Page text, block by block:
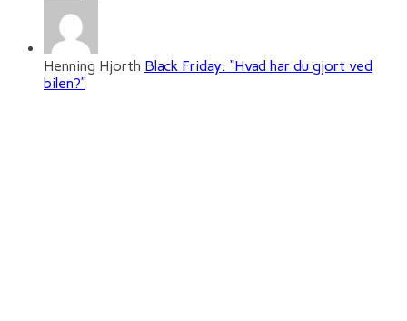
Henning Hjorth Black Friday: “Hvad har du gjort ved
bilen?”